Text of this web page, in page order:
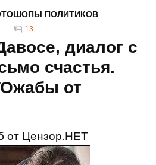
ПОЛИТИКОВ
13
диалог с
счастья.
от
от Цензор.НЕТ